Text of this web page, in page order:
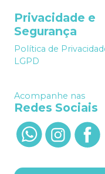
Privacidade e
Segurança
Política de
LGPD
Acompanhe nas
Redes Sociais